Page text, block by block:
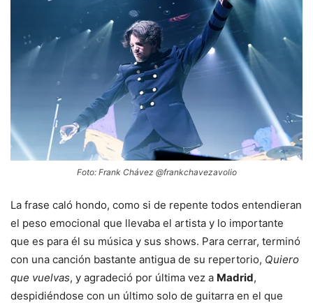
Foto: Frank Chávez @frankchavezavolio
La frase caló hondo, como si de repente todos entendieran
el peso emocional que llevaba el artista y lo importante
que es para él su música y sus shows. Para cerrar, terminó
con una canción bastante antigua de su repertorio, Quiero
que vuelvas, y agradeció por última vez a Madrid,
despidiéndose con un último solo de guitarra en el que